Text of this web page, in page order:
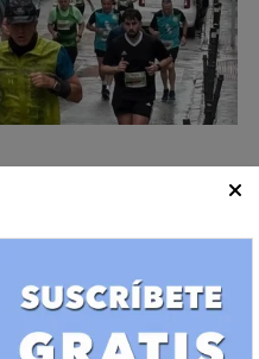
Barrio